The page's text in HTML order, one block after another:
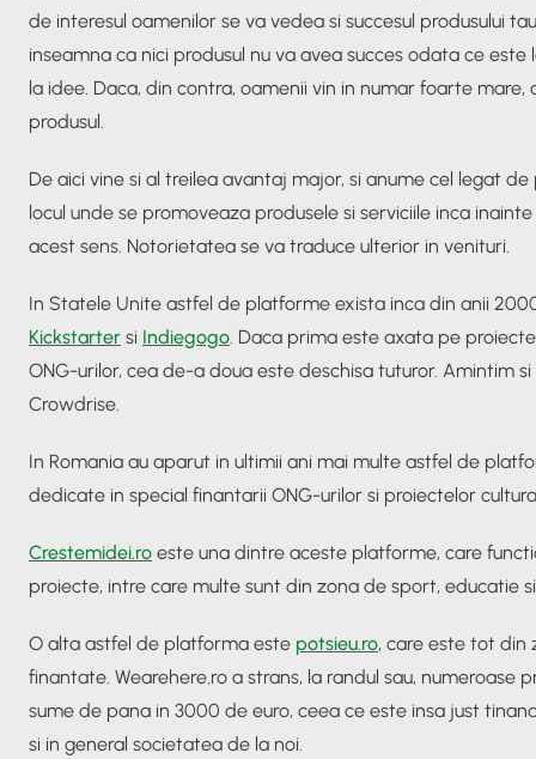
de interesul oamenilor se va vedea si succesul produsului
inseamna ca nici produsul nu va avea succes odata ce
la idee. Daca, din contra, oamenii vin in numar foarte mare,
produsul.
De aici vine si al treilea avantaj major, si anume cel legat
locul unde se promoveaza produsele si serviciile inca
acest sens. Notorietatea se va traduce ulterior in venituri.
In Statele Unite astfel de platforme exista inca din anii
Kickstarter si Indiegogo. Daca prima este axata pe
ONG-urilor, cea de-a doua este deschisa tuturor. Amintim
Crowdrise.
In Romania au aparut in ultimii ani mai multe astfel de
dedicate in special finantarii ONG-urilor si proiectelor
Crestemidei.ro este una dintre aceste platforme, care
proiecte, intre care multe sunt din zona de sport, educatie
O alta astfel de platforma este potsieu.ro, care este tot din
finantate. Wearehere.ro a strans, la randul sau, numeroase
sume de pana in 3000 de euro, ceea ce este insa just
si in general societatea de la noi.